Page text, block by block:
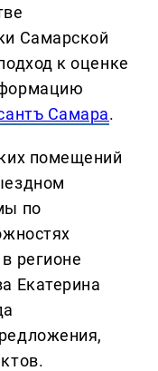
Самарской
к оценке
Самара.
помещений
по
регионе
Екатерина